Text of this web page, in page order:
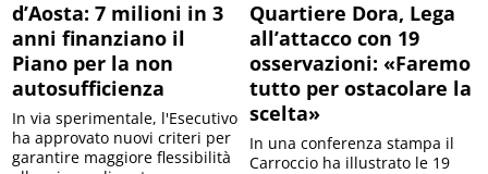
d’Aosta: 7 milioni in 3
anni finanziano il
Piano per la non
autosufficienza
In via sperimentale, l'Esecutivo
ha approvato nuovi criteri per
garantire maggiore flessibilità
Quartiere Dora, Lega
all’attacco con 19
osservazioni: «Faremo
tutto per ostacolare la
scelta»
In una conferenza stampa il
Carroccio ha illustrato le 19